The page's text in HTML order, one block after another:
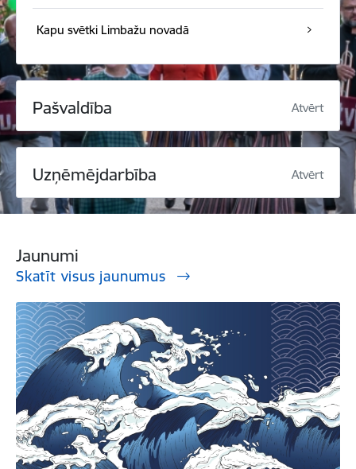
Kapu svētki Limbažu novadā
Pašvaldība Atvērt
Uzņēmējdarbība Atvērt
Jaunumi
Skatīt visus jaunumus